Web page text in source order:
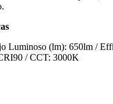
Luminoso (lm): 650lm /
/ CCT: 3000K